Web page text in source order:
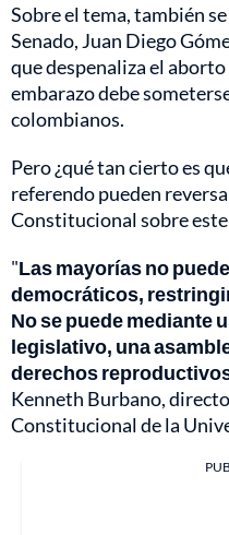
Sobre el tema, también
Senado, Juan Diego
que despenaliza el
embarazo debe
colombianos.
Pero ¿qué tan cierto es
referendo pueden
Constitucional sobre
"Las mayorías no
democráticos,
No se puede mediante
legislativo, una
derechos
Kenneth Burbano,
Constitucional de la